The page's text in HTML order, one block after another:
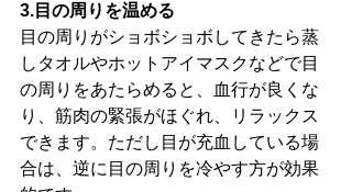
3.目の周りを温める
目の周りがショボショボしてきたら蒸
しタオルやホットアイマスクなどで目
の周りをあたらめると、血行が良くな
り、筋肉の緊張がほぐれ、リラックス
できます。ただし目が充血している場
合は、逆に目の周りを冷やす方が効果